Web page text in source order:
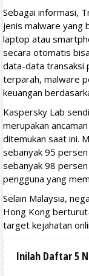
Sebagai informasi,
jenis malware yang
laptop atau
secara otomatis
data-data transaksi
terparah, malware
keuangan
Kaspersky Lab
merupakan
ditemukan saat ini.
sebanyak 95
sebanyak 98
pengguna yang
Selain Malaysia,
Hong Kong
target kejahatan
Inilah Daftar 5